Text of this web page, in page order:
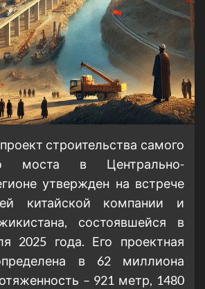
строительства самого
моста в Центрально-
утвержден на встрече
китайской компании и
состоявшейся в
2025 года. Его проектная
в 62 миллиона
– 921 метр, 1480